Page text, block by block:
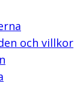
och villkor